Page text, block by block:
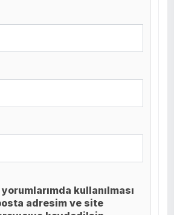
kullanılması
adresim ve site